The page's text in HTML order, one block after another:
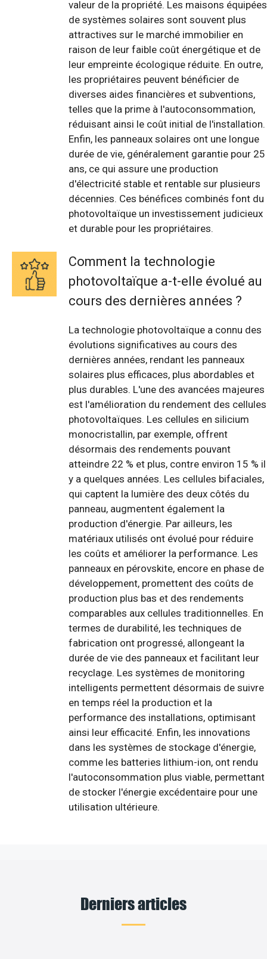
valeur de la propriété. Les maisons équipées
de systèmes solaires sont souvent plus
attractives sur le marché immobilier en
raison de leur faible coût énergétique et de
leur empreinte écologique réduite. En outre,
les propriétaires peuvent bénéficier de
diverses aides financières et subventions,
telles que la prime à l'autoconsommation,
réduisant ainsi le coût initial de l'installation.
Enfin, les panneaux solaires ont une longue
durée de vie, généralement garantie pour 25
ans, ce qui assure une production
d'électricité stable et rentable sur plusieurs
décennies. Ces bénéfices combinés font du
photovoltaïque un investissement judicieux
et durable pour les propriétaires.
Comment la technologie
photovoltaïque a-t-elle évolué au
cours des dernières années ?
La technologie photovoltaïque a connu des
évolutions significatives au cours des
dernières années, rendant les panneaux
solaires plus efficaces, plus abordables et
plus durables. L'une des avancées majeures
est l'amélioration du rendement des cellules
photovoltaïques. Les cellules en silicium
monocristallin, par exemple, offrent
désormais des rendements pouvant
atteindre 22 % et plus, contre environ 15 % il
y a quelques années. Les cellules bifaciales,
qui captent la lumière des deux côtés du
panneau, augmentent également la
production d'énergie. Par ailleurs, les
matériaux utilisés ont évolué pour réduire
les coûts et améliorer la performance. Les
panneaux en pérovskite, encore en phase de
développement, promettent des coûts de
production plus bas et des rendements
comparables aux cellules traditionnelles. En
termes de durabilité, les techniques de
fabrication ont progressé, allongeant la
durée de vie des panneaux et facilitant leur
recyclage. Les systèmes de monitoring
intelligents permettent désormais de suivre
en temps réel la production et la
performance des installations, optimisant
ainsi leur efficacité. Enfin, les innovations
dans les systèmes de stockage d'énergie,
comme les batteries lithium-ion, ont rendu
l'autoconsommation plus viable, permettant
de stocker l'énergie excédentaire pour une
utilisation ultérieure.
Derniers articles